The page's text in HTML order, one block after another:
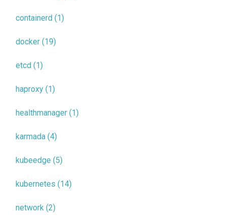
containerd (1)
docker (19)
etcd (1)
haproxy (1)
healthmanager (1)
karmada (4)
kubeedge (5)
kubernetes (14)
network (2)